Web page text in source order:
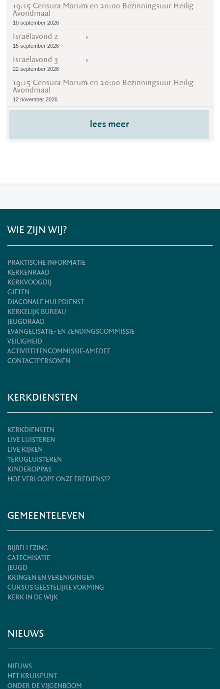
19:15 Censura Morum en 20:00 Bezinningsuur Heilig
Avondmaal
10 september 2026
Israëlavond 2
15 september 2026
Israëlavond 3
22 september 2026
19:15 Censura Morum en 20:00 Bezinningsuur Heilig
Avondmaal
12 november 2026
lees meer
WIE ZIJN WIJ?
PRAKTISCHE INFORMATIE
KERKENRAAD
KERKVOOGDIJ
GIFTEN
DIACONALE HULPDIENST
KERKELIJK BUREAU
JEUGDRAAD
EVANGELISATIE- EN ZENDINGSCOMMISSIE
VEILIGHEID
ACTIVITEITENCOMMISSIE-AMEDEE
CONTACTPERSONEN
KERKDIENSTEN
KERKDIENSTEN
LIVE LUISTEREN
LIVE KIJKEN
TERUGLUISTEREN
KINDEROPPAS
HOE VERLOOPT ONZE EREDIENST?
GEMEENTELEVEN
BIJBELLEZING
CATECHISATIE
JEUGD
KRINGEN EN VERENIGINGEN
CURSUS GEESTELIJKE VORMING
KERK IN DE WIJK
NIEUWS
NIEUWS
HET KRUISPUNT
ONDER DE VIJGENBOOM